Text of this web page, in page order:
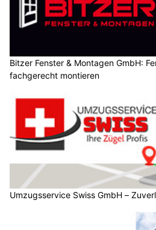
Bitzer Fenster & Montagen GmbH:
fachgerecht montieren
Umzugsservice Swiss GmbH –